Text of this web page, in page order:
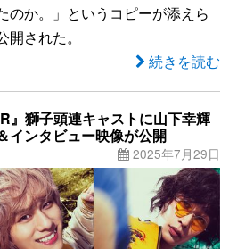
のか。」というコピーが添えら
された。
続きを読む
』獅子頭連キャストに山下幸輝
インタビュー映像が公開
2025年7月29日